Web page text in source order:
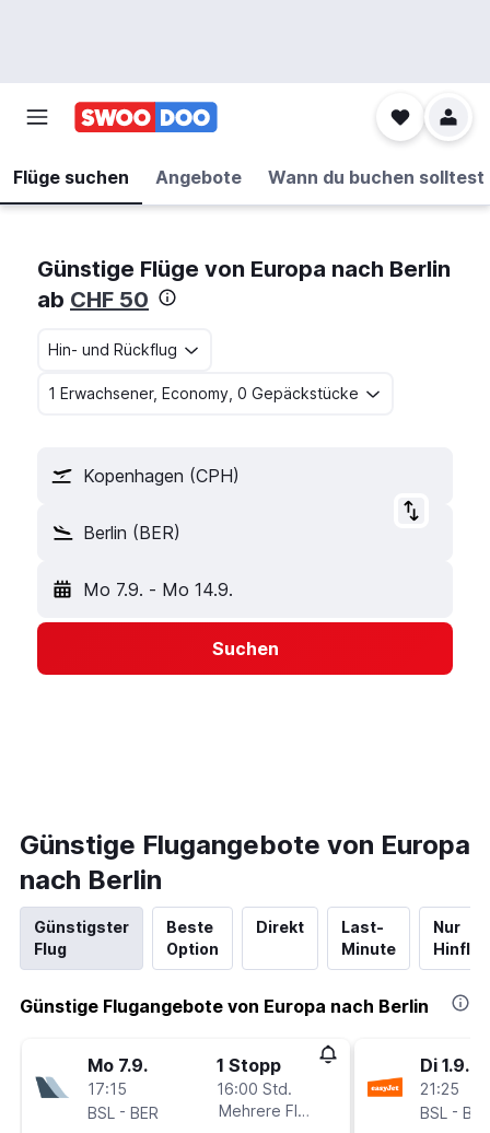
Flüge suchen Angebote Wann du buchen solltest
Günstige Flüge von Europa nach Berlin
ab CHF 50
Hin- und Rückflug
1 Erwachsener, Economy, 0 Gepäckstücke
Kopenhagen (CPH)
Berlin (BER)
Mo 7.9. - Mo 14.9.
Suchen
Günstige Flugangebote von Europa
nach Berlin
Günstigster
Flug
Beste
Option
Direkt
Last-
Minute
Nur
Hinflug
Günstige Flugangebote von Europa nach Berlin
Mo 7.9.
17:15
BSL - BER
1 Stopp
16:00 Std.
Mehrere Fluglinien
Di 1.9.
21:25
BSL - BER